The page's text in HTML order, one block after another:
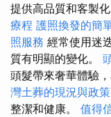
提供高品質和客製
療程 護照換發的簡
照服務 經常使用迷
質有明顯的變化。
頭髮帶來奢華體驗
灣土葬的現況與政策
整潔和健康。 值得